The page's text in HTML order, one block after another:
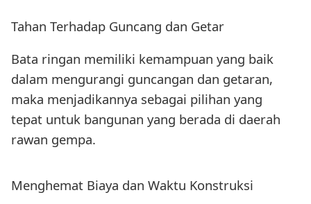
Tahan Terhadap Guncang dan Getar
Bata ringan memiliki kemampuan yang baik
dalam mengurangi guncangan dan getaran,
maka menjadikannya sebagai pilihan yang
tepat untuk bangunan yang berada di daerah
rawan gempa.
Menghemat Biaya dan Waktu Konstruksi